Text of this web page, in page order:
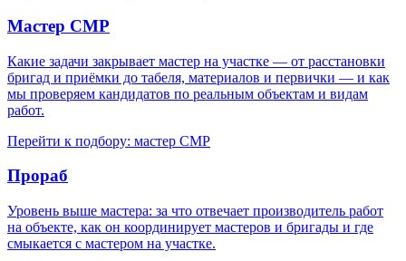
Мастер СМР
Какие задачи закрывает мастер на участке — от расстановки
бригад и приёмки до табеля, материалов и первички — и как
мы проверяем кандидатов по реальным объектам и видам
работ.
Перейти к подбору: мастер СМР
Прораб
Уровень выше мастера: за что отвечает производитель работ
на объекте, как он координирует мастеров и бригады и где
смыкается с мастером на участке.